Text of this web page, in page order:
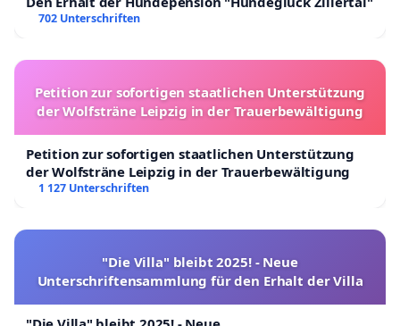
702 Unterschriften
Petition zur sofortigen staatlichen Unterstützung
der Wolfsträne Leipzig in der Trauerbewältigung
Petition zur sofortigen staatlichen Unterstützung
der Wolfsträne Leipzig in der Trauerbewältigung
1 127 Unterschriften
"Die Villa" bleibt 2025! - Neue
Unterschriftensammlung für den Erhalt der Villa